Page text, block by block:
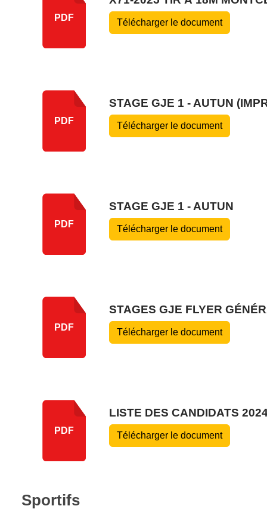
PDF Télécharger le document
PDF
STAGE GJE 1 - AUTUN
Télécharger le document
PDF
STAGE GJE 1 - AUTUN
Télécharger le document
PDF
STAGES GJE FLYER
Télécharger le document
PDF
LISTE DES CANDIDATS
Télécharger le document
Sportifs